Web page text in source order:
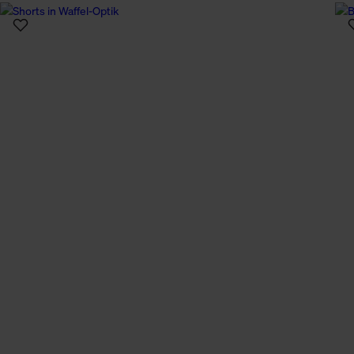
Daten.